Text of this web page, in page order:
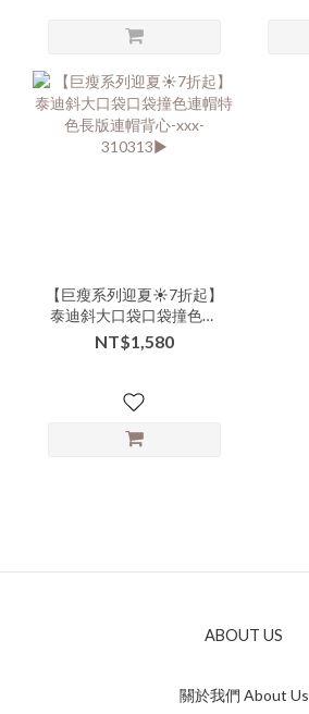
【巨瘦系列迎夏☀️7折起】
泰迪斜大口袋口袋撞色連
帽特色長版連帽背心-xxx-
310313▶
NT$1,580
ABOUT US
關於我們 About Us